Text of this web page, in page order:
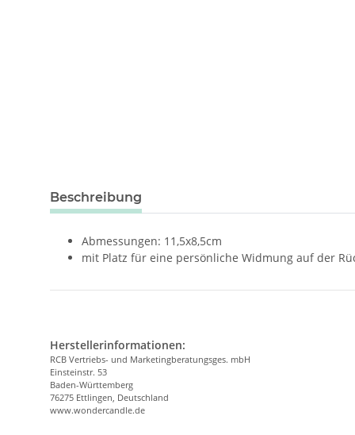
weitere Registerkarten anzeigen
Beschreibung
Abmessungen: 11,5x8,5cm
mit Platz für eine persönliche Widmung auf der
Herstellerinformationen:
RCB Vertriebs- und Marketingberatungsges. mbH
Einsteinstr. 53
Baden-Württemberg
76275 Ettlingen, Deutschland
www.wondercandle.de